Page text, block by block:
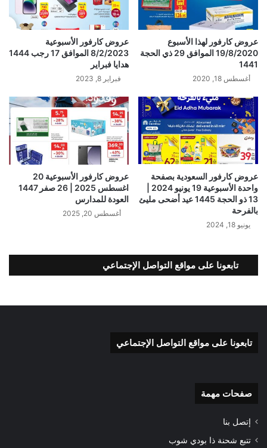
عروض كارفور لهذا الأسبوع
19/8/2020 الموافق 29 ذي الحجة
1441
أغسطس 18, 2020
عروض كارفور الأسبوعية
8/2/2023 الموافق 17 رجب 1444
هدايا فبراير
فبراير 8, 2023
عروض كارفور السعودية بصفحة
13 ذو الحجة 1445 عيد أضحى مليئ
بالفرحة
يونيو 18, 2024
عروض كارفور الأسبوعية 20
اغسطس 2025 | 26 صفر 1447
العودة للمدارس
أغسطس 20, 2025
تابعونا على مواقع التواصل الإجتماعي
تابعونا على مواقع التواصل الإجتماعي
صفحات مهمة
إتصل بنا
تتبع شحنة ذا بودي شوب